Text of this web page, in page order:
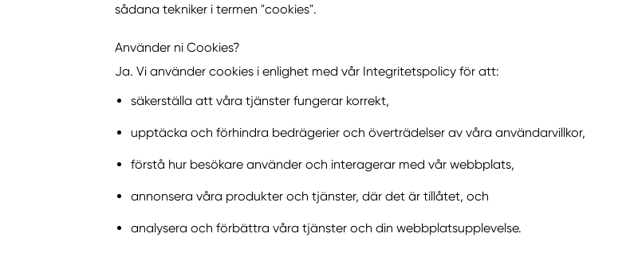
sådana tekniker i termen "cookies".
Använder ni Cookies?
Ja. Vi använder cookies i enlighet med vår Integritetspolicy för att:
säkerställa att våra tjänster fungerar korrekt,
upptäcka och förhindra bedrägerier och överträdelser av våra användarvillkor,
förstå hur besökare använder och interagerar med vår webbplats,
annonsera våra produkter och tjänster, där det är tillåtet, och
analysera och förbättra våra tjänster och din webbplatsupplevelse.